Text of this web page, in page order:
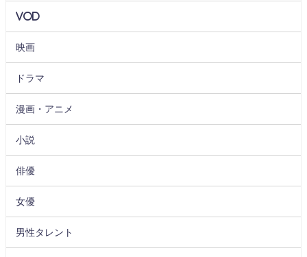
VOD
映画
ドラマ
漫画・アニメ
小説
俳優
女優
男性タレント